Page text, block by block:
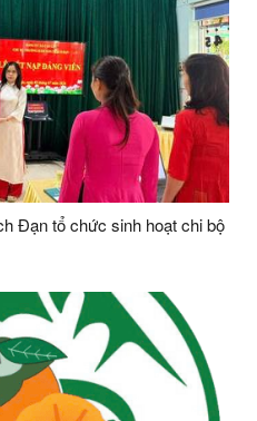
Đạn tổ chức sinh hoạt chi bộ